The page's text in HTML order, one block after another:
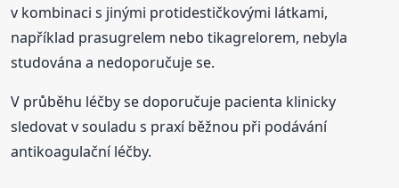
v kombinaci s jinými protidestičkovými látkami,
například prasugrelem nebo tikagrelorem, nebyla
studována a nedoporučuje se.
V průběhu léčby se doporučuje pacienta klinicky
sledovat v souladu s praxí běžnou při podávání
antikoagulační léčby.